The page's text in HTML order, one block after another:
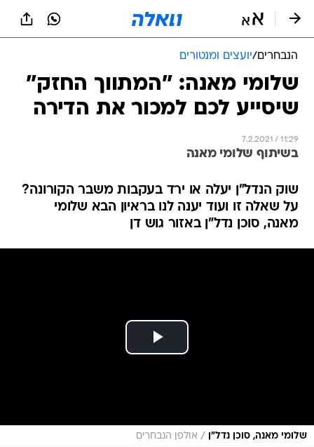
הנבחרים/יועצים ומנטורים
שלומי מאנה: ''המתווך החזק''
שיסייע לכם למכור את הדירה
7.2.2021 / 11:29
בשיתוף שלומי מאנה
שוק הנדל"ן יעלה או ירד בעקבות משבר הקורונה?
על שאלה זו ועוד יענה לנו בראיון הבא שלומי
מאנה, סוכן נדל"ן באזור גוש דן
שלומי מאנה, סוכן נדל"ן / אולפן הנבחרים